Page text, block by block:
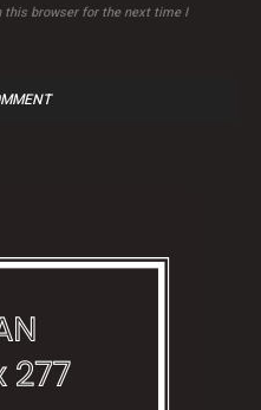
this browser for the next time I